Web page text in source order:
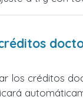
los créditos